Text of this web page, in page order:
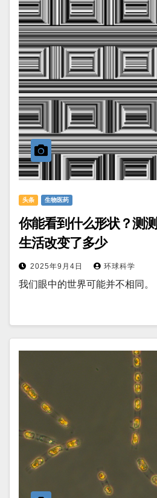
头条 生物医药
你能看到什么形状？测
生活改变了多少
2025年9月4日 环球科学
我们眼中的世界可能并不相同。